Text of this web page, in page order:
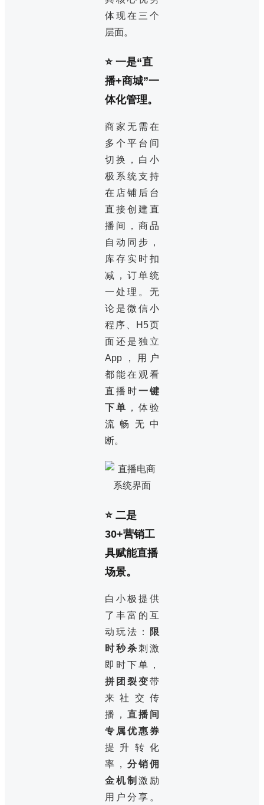
体现在三个
层面。
⭐ 一是“直
播+商城”一
体化管理。
商家无需在
多个平台间
切换，白小
极系统支持
在店铺后台
直接创建直
播间，商品
自动同步，
库存实时扣
减，订单统
一处理。无
论是微信小
程序、H5页
面还是独立
App，用户
都能在观看
直播时一键
下单 ，体验
流畅无中
断。
⭐ 二是
30+营销工
具赋能直播
场景。
白小极提供
了丰富的互
动玩法：
限
时秒杀刺激
即时下单，
拼团裂变带
来社交传
播， 直播间
专属优惠券
提升转化
率， 分销佣
金机制 激励
用户分享。